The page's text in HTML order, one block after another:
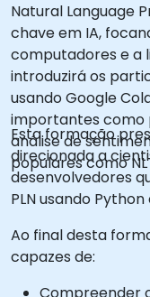
Natural Language
chave em IA,
computadores e a
introduzirá os
usando Google
importantes
análise de
populares como
Esta formação
direcionada a
desenvolvedores
PLN usando
Ao final desta
capazes de: